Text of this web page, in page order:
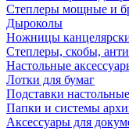
Степлеры мощные и
Дыроколы
Ножницы
Степлеры, скобы,
Настольные
Лотки для бумаг
Подставки
Папки и системы
Аксессуары для